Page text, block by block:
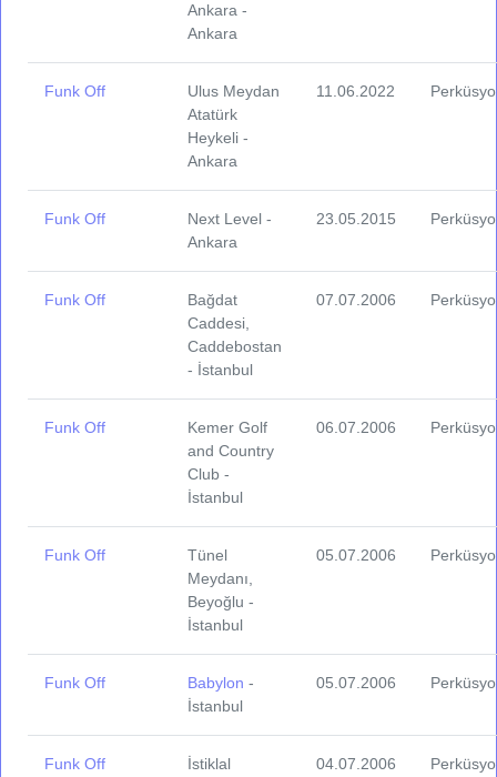
Ankara -
Ankara
Funk Off
Ulus Meydan
Atatürk
Heykeli -
Ankara
11.06.2022
Funk Off
Next Level -
Ankara
23.05.2015
Funk Off
Bağdat
Caddesi,
Caddebostan
- İstanbul
07.07.2006
Funk Off
Kemer Golf
and Country
Club -
İstanbul
06.07.2006
Funk Off
Tünel
Meydanı,
Beyoğlu -
İstanbul
05.07.2006
Funk Off Babylon -
İstanbul
05.07.2006
Funk Off
İstiklal
04.07.2006